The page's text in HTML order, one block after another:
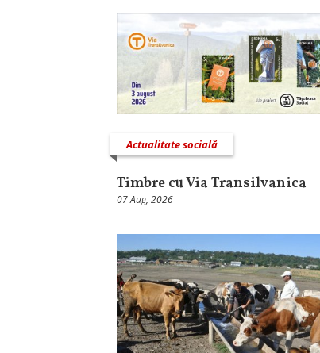
Actualitate socială
Timbre cu Via Transilvanica
07 Aug, 2026